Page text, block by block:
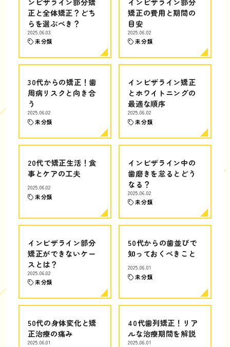
正と全体矯正？どち
らを選ぶべき？
2025.06.03
未分類
矯正の費用と期間の
目安
2025.06.02
未分類
30代からの矯正！歯
周病リスクと向き合
う
2025.06.02
未分類
インビザライン矯正
とホワイトニングの
最適な順序
2025.06.02
未分類
20代で矯正生活！食
事とケアの工夫
2025.06.02
未分類
インビザライン中の
歯磨きを怠るとどう
なる？
2025.06.02
未分類
インビザライン部分
矯正ができないケー
スとは？
2025.06.02
未分類
50代からの歯並びで
知っておくべきこと
2025.06.01
未分類
50代の身体変化と矯
正治療の痛み
2025.06.01
40代歯列矯正！リア
ルな治療期間を解説
2025.06.01